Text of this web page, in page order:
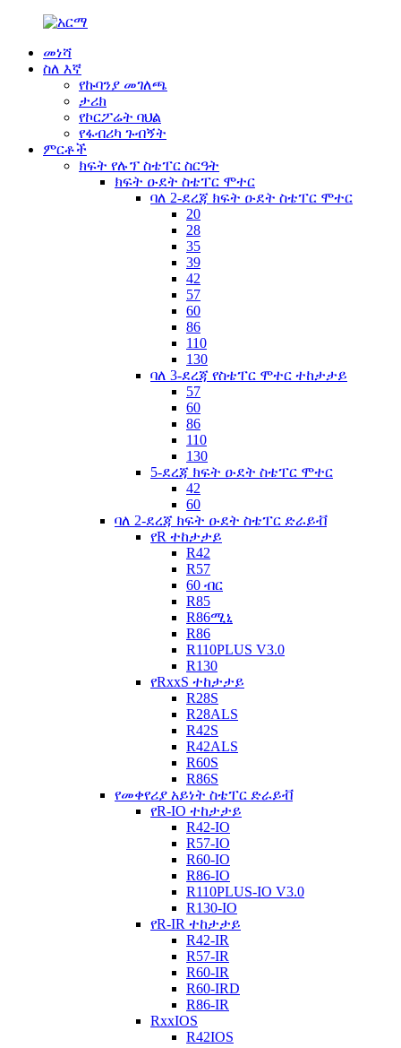
መነሻ
ስለ እኛ
የኩባንያ መገለጫ
ታሪክ
የኮርፖሬት ባህል
የፋብሪካ ጉብኝት
ምርቶች
ክፍት የሉፕ ስቴፐር ስርዓት
ክፍት ዑደት ስቴፐር ሞተር
ባለ 2-ደረጃ ክፍት ዑደት ስቴፐር ሞተር
20
28
35
39
42
57
60
86
110
130
ባለ 3-ደረጃ የስቴፐር ሞተር ተከታታይ
57
60
86
110
130
5-ደረጃ ክፍት ዑደት ስቴፐር ሞተር
42
60
ባለ 2-ደረጃ ክፍት ዑደት ስቴፐር ድራይቭ
የR ተከታታይ
R42
R57
60 ብር
R85
R86ሚኒ
R86
R110PLUS V3.0
R130
የRxxS ተከታታይ
R28S
R28ALS
R42S
R42ALS
R60S
R86S
የመቀየሪያ አይነት ስቴፐር ድራይቭ
የR-IO ተከታታይ
R42-IO
R57-IO
R60-IO
R86-IO
R110PLUS-IO V3.0
R130-IO
የR-IR ተከታታይ
R42-IR
R57-IR
R60-IR
R60-IRD
R86-IR
RxxIOS
R42IOS